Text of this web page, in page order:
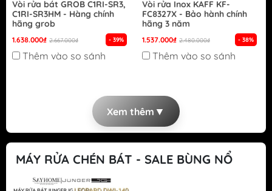
Vòi rửa bát GROB C1RI-SR3,
C1RI-SR3HM - Hàng chính
hãng grob
1.638.000₫ 2.667.000₫ - 39%
Thêm vào so sánh
Vòi rửa Inox KAFF KF-
FC8327X - Bảo hành chính
hãng 3 năm
1.537.000₫ 2.480.000₫ - 38%
Thêm vào so sánh
Xem thêm ▼
MÁY RỬA CHÉN BÁT - SALE BÙNG NỔ